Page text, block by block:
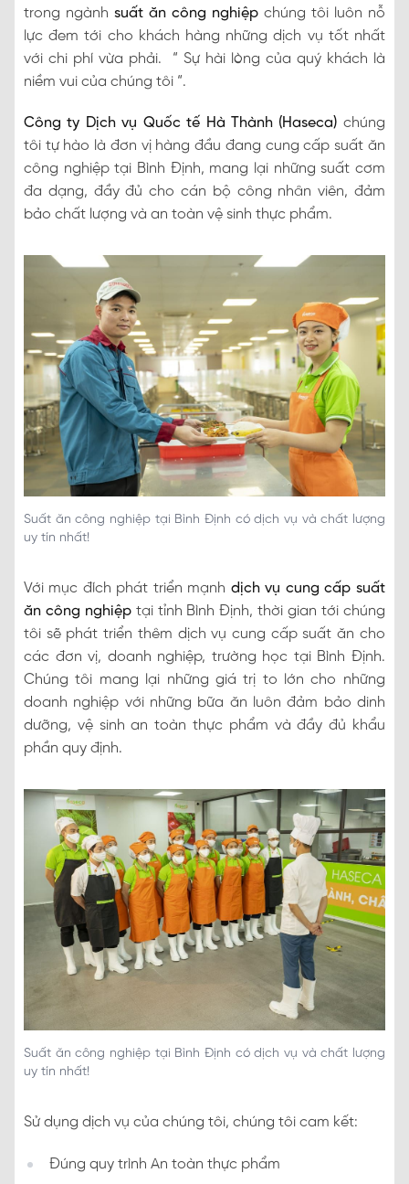
trong ngành suất ăn công nghiệpchúng tôi luôn nỗ
lực đem tới cho khách hàng những dịch vụ tốt nhất
với chi phí vừa phải. “ Sự hài lòng của quý khách là
niềm vui của chúng tôi “.
Công ty Dịch vụ Quốc tế Hà Thành (Haseca) chúng
tôi tự hào là đơn vị hàng đầu đang cung cấp suất ăn
công nghiệp tại Bình Định, mang lại những suất cơm
đa dạng, đầy đủ cho cán bộ công nhân viên, đảm
bảo chất lượng và an toàn vệ sinh thực phẩm.
Suất ăn công nghiệp tại Bình Định có dịch vụ và chất lượng
uy tín nhất!
Với mục đích phát triển mạnh dịch vụ cung cấp suất
ăn công nghiệptại tỉnh Bình Định, thời gian tới chúng
tôi sẽ phát triển thêm dịch vụ cung cấp suất ăn cho
các đơn vị, doanh nghiệp, trường học tại Bình Định.
Chúng tôi mang lại những giá trị to lớn cho những
doanh nghiệp với những bữa ăn luôn đảm bảo dinh
dưỡng, vệ sinh an toàn thực phẩm và đầy đủ khẩu
phần quy định.
Suất ăn công nghiệp tại Bình Định có dịch vụ và chất lượng
uy tín nhất!
Sử dụng dịch vụ của chúng tôi, chúng tôi cam kết:
Đúng quy trình An toàn thực phẩm